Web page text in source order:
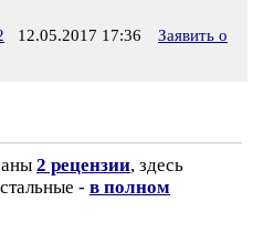
12.05.2017 17:36
Заявить о
2 рецензии, здесь
- в полном